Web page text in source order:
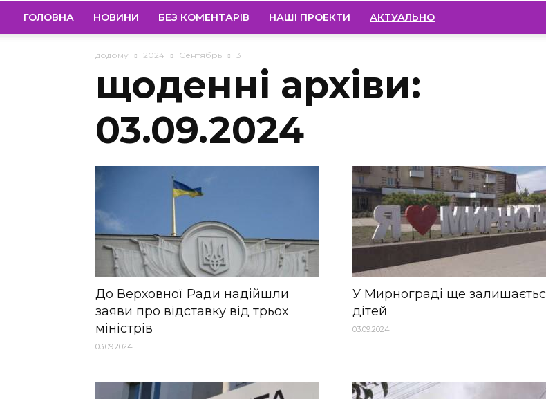
ГОЛОВНА НОВИНИ БЕЗ КОМЕНТАРІВ НАШІ ПРОЕКТИ АКТУАЛЬНО
додому 2024 Сентябрь 3
щоденні архіви:
03.09.2024
До Верховної Ради надійшли
заяви про відставку від трьох
міністрів
03.09.2024
У Мирнограді ще
дітей
03.09.2024